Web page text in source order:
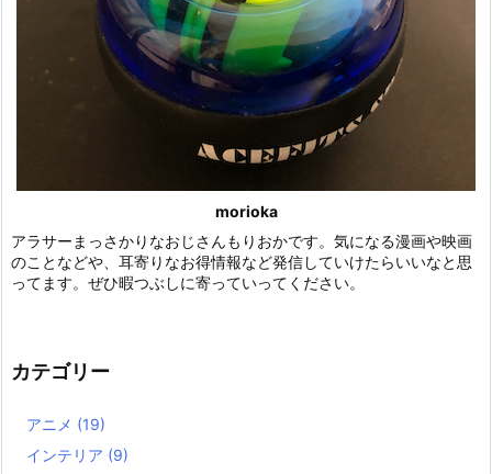
morioka
アラサーまっさかりなおじさんもりおかです。気になる漫画や映画
のことなどや、耳寄りなお得情報など発信していけたらいいなと思
ってます。ぜひ暇つぶしに寄っていってください。
カテゴリー
アニメ (19)
インテリア (9)